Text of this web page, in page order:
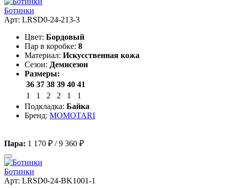
Ботинки
Арт: LRSD0-24-213-3
Цвет: Бордовый
Пар в коробке: 8
Материал: Искусственная кожа
Сезон: Демисезон
Размеры:
36 37 38 39 40 41
1
1 2 2 1
1
Подкладка: Байка
Бренд: MOMOTARI
Пара: 1 170 ₽ /9 360 ₽
Ботинки
Арт: LRSD0-24-BK1001-1